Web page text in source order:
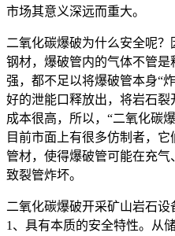
市场其意义深远而重大。
二氧化碳爆破为什么安全呢
钢材，爆破管内的气体不管
强，都不足以将爆破管本身“
好的泄能口释放出，将岩石
成本很高，所以，“二氧化碳
目前市面上有很多仿制者，
管材，使得爆破管可能在充
致裂管炸坏。
二氧化碳爆破开采矿山岩石设
1、具有本质的安全特性。从